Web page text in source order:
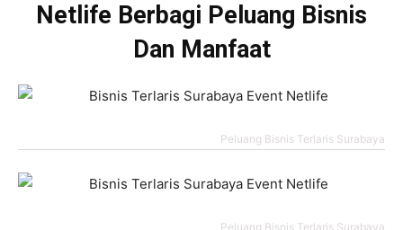
Netlife Berbagi Peluang Bisnis
Dan Manfaat
Peluang Bisnis Terlaris Surabaya
Peluang Bisnis Terlaris Surabaya